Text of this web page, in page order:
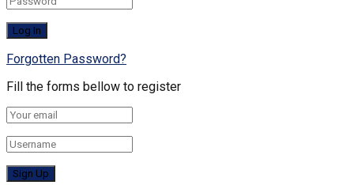
Forgotten Password?
Fill the forms bellow to register